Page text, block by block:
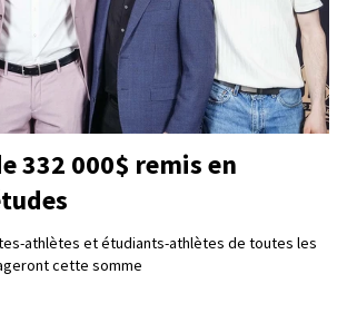
332 000$ remis en
athlètes et étudiants-athlètes de toutes les
cette somme